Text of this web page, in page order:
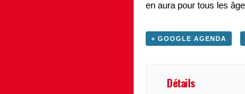
en aura pour tous les
+ GOOGLE AGENDA
Détails